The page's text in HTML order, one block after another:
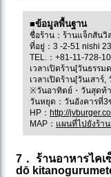
■ข้อมูลพื้นฐาน
ชื่อร้าน：ร้านแจ็กสันวิ
ที่อยู่：3 -2-51 nishi
TEL.：+81-11-728-
เวลาเปิดร้าน[วันธรรม
เวลาเปิดร้าน[วันเสา
※วันอาทิตย์・วันสุดท้
วันหยุด：วันอังคารที่3
HP： http://
MAP： แผนที่ไปยังร้า
7． ร้านอาหารไค
dō